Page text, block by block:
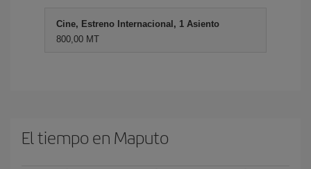
Cine, Estreno Internacional, 1 Asiento
800,00 MT
El tiempo en Maputo